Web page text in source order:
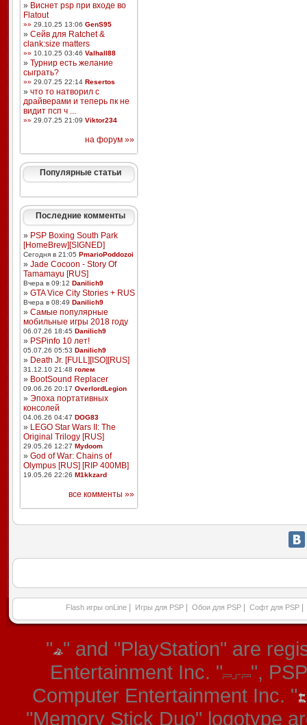
» Виснет psp при входе во
Flatout
»» 29.10.25 13:06 GenS95
» Сейв для Ratchet &
clank:size matters
»» 10.10.25 03:46 Valhall88
» Турнир есть желание
сыграть?
»» 29.07.25 22:14 Resertos
» что то натворил с
драйверами и теперь пк не
видит псп ч ...
»» 29.07.25 21:09 Viktor234
на форум »»
Популярные статьи
Последние комменты
» PSP Boxing South Park
[HomeBrew][SIGNED]
Сегодня в 21:05 PmarioPoddozoi
» Jade Cocoon - Story Of
Tamamayu [RUS]
Вчера в 09:12 Danilich9
» GTA Vice City Stories + RUS
Вчера в 08:49 Danilich9
» Самые популярные
мобильные игры 2018 году
06.07.26 18:45 Danilich9
» PSPinfo 10 лет!
05.07.26 05:53 Danilich9
» Death Jr. [FULL][ISO][RUS]
31.12.10 21:48 голем
» BootSound Replacer
09.06.26 20:17 OverlordLegion
» Эпоха портативных
консолей
04.06.26 04:47 DOG83
» LEGO Star Wars II: The
Original Trilogy [RUS]
29.05.26 12:27 Mydoom
» God of War: Chains of
Olympus [RUS] [RIP 400MB]
19.05.26 22:26 M1kkzard
все комменты »»
Flash игры onLine Игры для PSP Обои для PSP Софт для PSP
" " and "PlayStation" are
Entertainment Inc. "
",
Computer Entertainment Inc. "
"Memory Stick Duo" logotype